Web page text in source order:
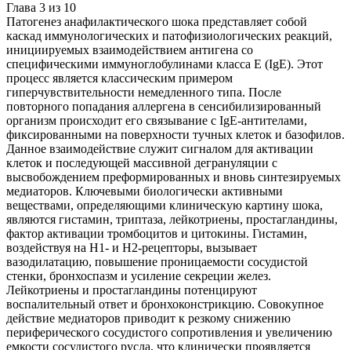
Глава 3 из 10
Патогенез анафилактического шока представляет собой
каскад иммунологических и патофизиологических реакций,
инициируемых взаимодействием антигена со
специфическими иммуноглобулинами класса E (IgE). Этот
процесс является классическим примером
гиперчувствительности немедленного типа. После
повторного попадания аллергена в сенсибилизированный
организм происходит его связывание с IgE-антителами,
фиксированными на поверхности тучных клеток и базофилов.
Данное взаимодействие служит сигналом для активации
клеток и последующей массивной дегрануляции с
высвобождением преформированных и вновь синтезируемых
медиаторов. Ключевыми биологически активными
веществами, определяющими клиническую картину шока,
являются гистамин, триптаза, лейкотриены, простагландины,
фактор активации тромбоцитов и цитокины. Гистамин,
воздействуя на H1- и H2-рецепторы, вызывает
вазодилатацию, повышение проницаемости сосудистой
стенки, бронхоспазм и усиление секреции желез.
Лейкотриены и простагландины потенцируют
воспалительный ответ и бронхоконстрикцию. Совокупное
действие медиаторов приводит к резкому снижению
периферического сосудистого сопротивления и увеличению
емкости сосудистого русла, что клинически проявляется